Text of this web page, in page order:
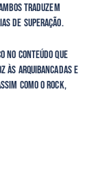
traduzem
de superação.
no conteúdo que
às arquibancadas e
como o rock,